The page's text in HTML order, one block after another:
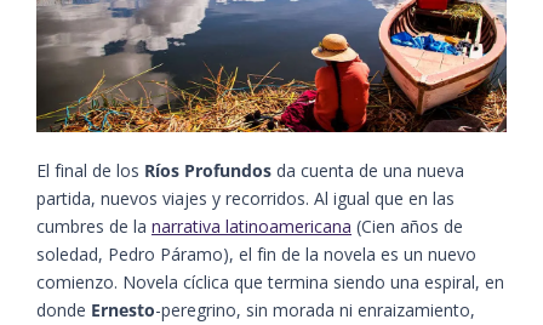
El final de los Ríos Profundos da cuenta de una nueva
partida, nuevos viajes y recorridos. Al igual que en las
cumbres de la narrativa latinoamericana (Cien años de
soledad, Pedro Páramo), el fin de la novela es un nuevo
comienzo. Novela cíclica que termina siendo una espiral, en
donde Ernesto-peregrino, sin morada ni enraizamiento,